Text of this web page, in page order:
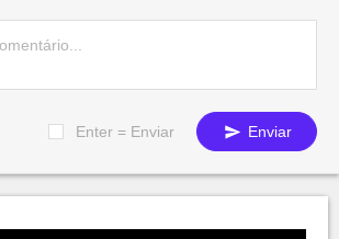
Enter = Enviar Enviar